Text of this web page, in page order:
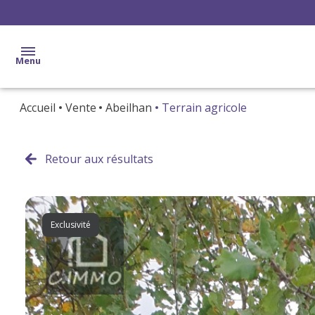
Menu
ventes
gestion
estimation
alerte
e-
Accueil Vente Abeilhan Terrain agricole
Retour aux résultats
Exclusivité